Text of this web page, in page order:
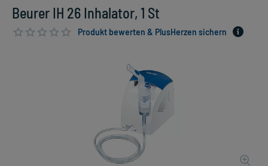
Beurer IH 26 Inhalator, 1 St
Produkt bewerten & PlusHerzen sichern